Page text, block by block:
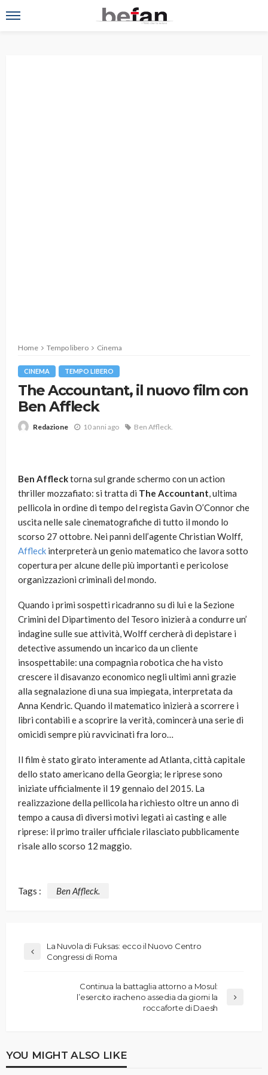
Home Tempo libero Cinema
CINEMA TEMPO LIBERO
The Accountant, il nuovo film con
Ben Affleck
Redazione 10 anni ago Ben Affleck.
Ben Afflecktorna sul grande schermo con un action
thriller mozzafiato: si tratta di The Accountant, ultima
pellicola in ordine di tempo del regista Gavin O’Connor che
uscita nelle sale cinematografiche di tutto il mondo lo
scorso 27 ottobre. Nei panni dell’agente Christian Wolff,
Affleck interpreterà un genio matematico che lavora sotto
copertura per alcune delle più importanti e pericolose
organizzazioni criminali del mondo.
Quando i primi sospetti ricadranno su di lui e la Sezione
Crimini del Dipartimento del Tesoro inizierà a condurre un’
indagine sulle sue attività, Wolff cercherà di depistare i
detective assumendo un incarico da un cliente
insospettabile: una compagnia robotica che ha visto
crescere il disavanzo economico negli ultimi anni grazie
alla segnalazione di una sua impiegata, interpretata da
Anna Kendric. Quando il matematico inizierà a scorrere i
libri contabili e a scoprire la verità, comincerà una serie di
omicidi sempre più ravvicinati fra loro…
Il film è stato girato interamente ad Atlanta, città capitale
dello stato americano della Georgia; le riprese sono
iniziate ufficialmente il 19 gennaio del 2015. La
realizzazione della pellicola ha richiesto oltre un anno di
tempo a causa di diversi motivi legati ai casting e alle
riprese: il primo trailer ufficiale rilasciato pubblicamente
risale allo scorso 12 maggio.
Tags : Ben Affleck.
La Nuvola di Fuksas: ecco il Nuovo Centro
Congressi di Roma
Continua la battaglia attorno a Mosul:
l’esercito iracheno assedia da giorni la
roccaforte di Daesh
YOU MIGHT ALSO LIKE